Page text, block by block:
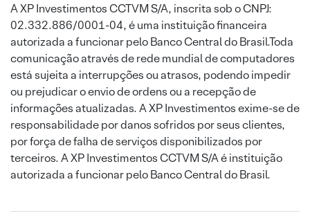
A XP Investimentos CCTVM S/A, inscrita sob o CNPJ:
02.332.886/0001-04, é uma instituição financeira
autorizada a funcionar pelo Banco Central do Brasil.Toda
comunicação através de rede mundial de computadores
está sujeita a interrupções ou atrasos, podendo impedir
ou prejudicar o envio de ordens ou a recepção de
informações atualizadas. A XP Investimentos exime-se de
responsabilidade por danos sofridos por seus clientes,
por força de falha de serviços disponibilizados por
terceiros. A XP Investimentos CCTVM S/A é instituição
autorizada a funcionar pelo Banco Central do Brasil.